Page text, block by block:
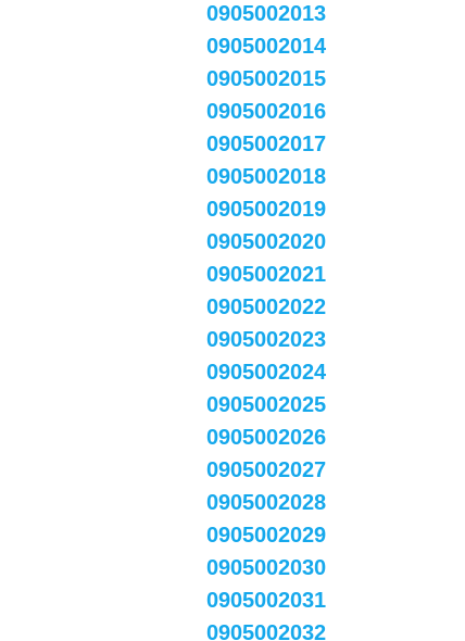
0905002013
0905002014
0905002015
0905002016
0905002017
0905002018
0905002019
0905002020
0905002021
0905002022
0905002023
0905002024
0905002025
0905002026
0905002027
0905002028
0905002029
0905002030
0905002031
0905002032